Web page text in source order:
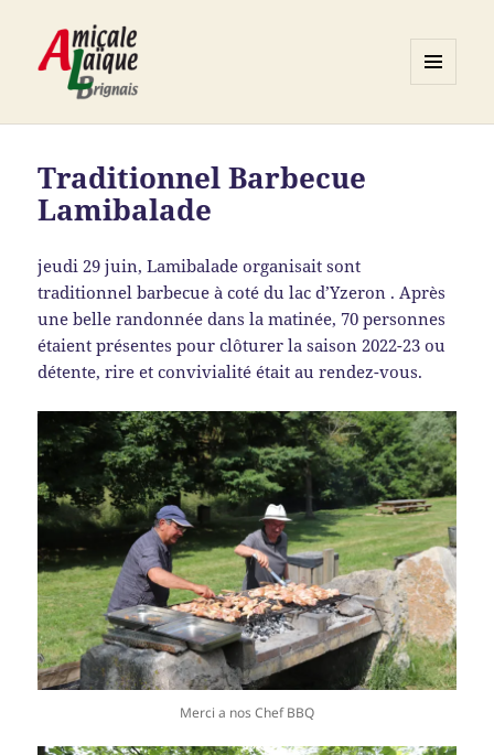
WIDGETS
Traditionnel Barbecue
Lamibalade
jeudi 29 juin, Lamibalade organisait sont
traditionnel barbecue à coté du lac d’Yzeron . Après
une belle randonnée dans la matinée, 70 personnes
étaient présentes pour clôturer la saison 2022-23 ou
détente, rire et convivialité était au rendez-vous.
Merci a nos Chef BBQ